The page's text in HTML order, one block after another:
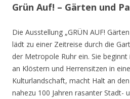
Grün Auf! – Gärten und
Die Ausstellung „GRÜN AUF!
lädt zu einer Zeitreise durch die
der Metropole Ruhr ein. Sie
an Klöstern und Herrensitzen in
Kulturlandschaft, macht Halt an
nahezu 100 Jahren rasanter Stadt-